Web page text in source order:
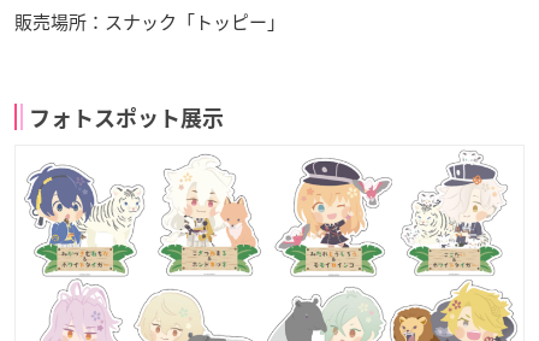
販売場所：スナック「トッピー」
フォトスポット展示